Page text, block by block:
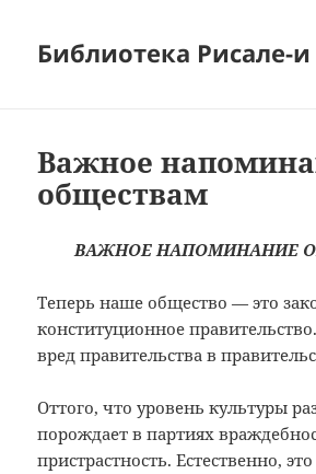
Библиотека Рисале-
Важное
обществам
ВАЖНОЕ НАПОМИНАНИЕ
Теперь наше общество — это
конституционное
вред правительства в
Оттого, что уровень культуры
порождает в партиях
пристрастность. Естественно,